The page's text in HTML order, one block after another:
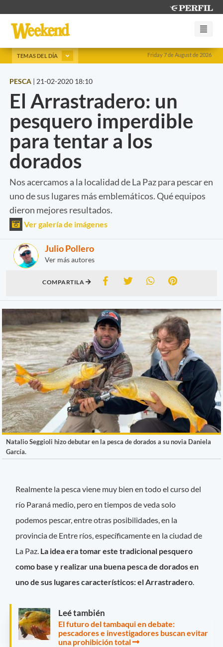
Friday 7 de August de 2026
TEMAS DEL DÍA
PESCA | 21-02-2020 18:10
El Arrastradero: un
pesquero imperdible
para tentar a los
dorados
Nos acercamos a la localidad de La Paz para pescar en
uno de sus lugares más emblemáticos. Qué equipos
dieron mejores resultados.
Ver galería de imágenes
Julio Pollero
Ver más autores
COMPARTILA
Natalio Seggioli hizo debutar en la pesca de dorados a su novia Daniela
García.
Realmente la pesca viene muy bien en todo el curso del
río Paraná medio, pero en tiempos de veda solo
podemos pescar, entre otras posibilidades, en la
provincia de Entre ríos, específicamente en la ciudad de
La Paz. La idea era tomar este tradicional pesquero
como base y realizar una buena pesca de dorados en
uno de sus lugares característicos: el Arrastradero
Leé también
El futuro del tambaqui en debate:
pescadores e investigadores buscan evitar
una prohibición total